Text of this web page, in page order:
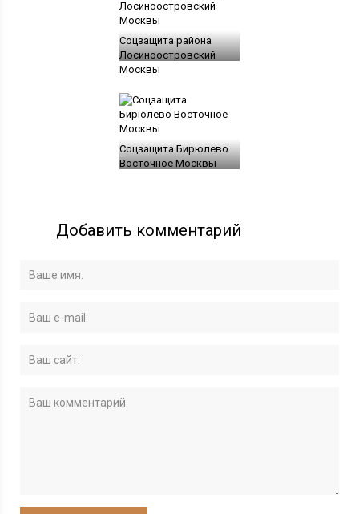
Соцзащита района
Лосиноостровский
Москвы
Соцзащита Бирюлево
Восточное Москвы
Добавить комментарий